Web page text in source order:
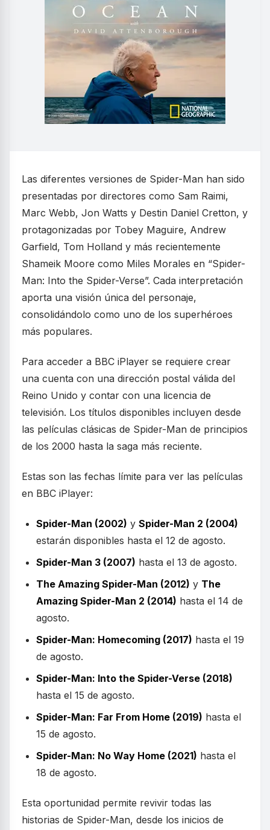
Las diferentes versiones de Spider-Man han sido
presentadas por directores como Sam Raimi,
Marc Webb, Jon Watts y Destin Daniel Cretton, y
protagonizadas por Tobey Maguire, Andrew
Garfield, Tom Holland y más recientemente
Shameik Moore como Miles Morales en “Spider-
Man: Into the Spider-Verse”. Cada interpretación
aporta una visión única del personaje,
consolidándolo como uno de los superhéroes
más populares.
Para acceder a BBC iPlayer se requiere crear
una cuenta con una dirección postal válida del
Reino Unido y contar con una licencia de
televisión. Los títulos disponibles incluyen desde
las películas clásicas de Spider-Man de principios
de los 2000 hasta la saga más reciente.
Estas son las fechas límite para ver las películas
en BBC iPlayer:
Spider-Man (2002) y Spider-Man 2 (2004)
estarán disponibles hasta el 12 de agosto.
Spider-Man 3 (2007) hasta el 13 de agosto.
The Amazing Spider-Man (2012) y The
Amazing Spider-Man 2 (2014) hasta el 14 de
agosto.
Spider-Man: Homecoming (2017) hasta el 19
de agosto.
Spider-Man: Into the Spider-Verse (2018)
hasta el 15 de agosto.
Spider-Man: Far From Home (2019) hasta el
15 de agosto.
Spider-Man: No Way Home (2021) hasta el
18 de agosto.
Esta oportunidad permite revivir todas las
historias de Spider-Man, desde los inicios de